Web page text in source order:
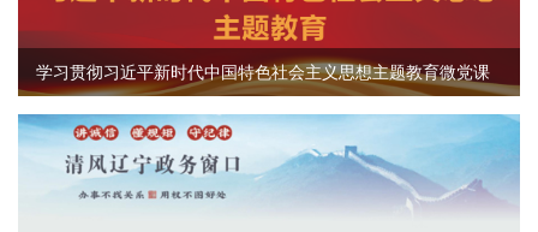
学习贯彻习近平新时代中国特色社会主义思想主题教育微党课